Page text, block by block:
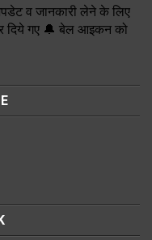
व जानकारी लेने के लिए
दिये गए 🔔 बेल आइकन को